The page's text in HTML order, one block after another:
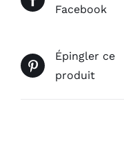
Facebook
Épingler ce
produit